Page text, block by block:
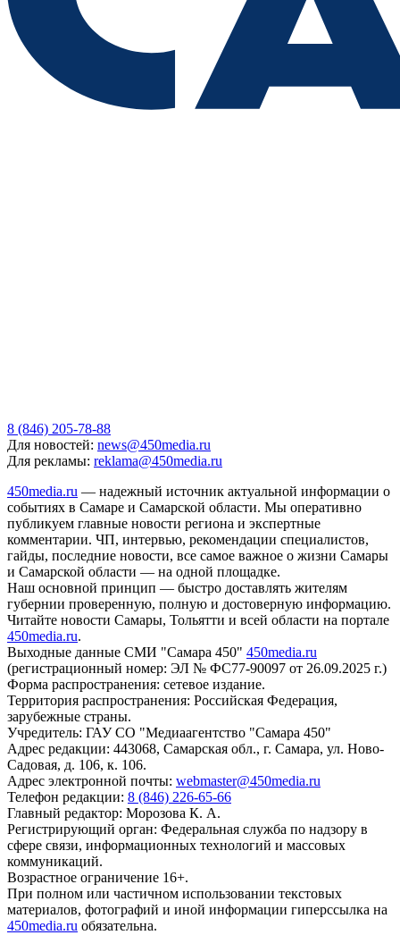
8 (846) 205-78-88
Для новостей: news@450media.ru
Для рекламы: reklama@450media.ru
450media.ru — надежный источник актуальной информации о
событиях в Самаре и Самарской области. Мы оперативно
публикуем главные новости региона и экспертные
комментарии. ЧП, интервью, рекомендации специалистов,
гайды, последние новости, все самое важное о жизни Самары
и Самарской области — на одной площадке.
Наш основной принцип — быстро доставлять жителям
губернии проверенную, полную и достоверную информацию.
Читайте новости Самары, Тольятти и всей области на портале
450media.ru.
Выходные данные СМИ "Самара 450" 450media.ru
(регистрационный номер: ЭЛ № ФС77-90097 от 26.09.2025 г.)
Форма распространения: сетевое издание.
Территория распространения: Российская Федерация,
зарубежные страны.
Учредитель: ГАУ СО "Медиаагентство "Самара 450"
Адрес редакции: 443068, Самарская обл., г. Самара, ул. Ново-
Садовая, д. 106, к. 106.
Адрес электронной почты: webmaster@450media.ru
Телефон редакции: 8 (846) 226-65-66
Главный редактор: Морозова К. А.
Регистрирующий орган: Федеральная служба по надзору в
сфере связи, информационных технологий и массовых
коммуникаций.
Возрастное ограничение 16+.
При полном или частичном использовании текстовых
материалов, фотографий и иной информации гиперссылка на
450media.ru обязательна.